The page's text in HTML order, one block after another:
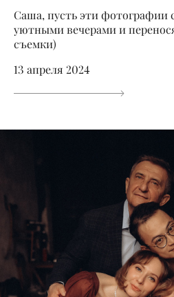
Саша, пусть эти фотографии
уютными вечерами и
съемки)
13 апреля 2024